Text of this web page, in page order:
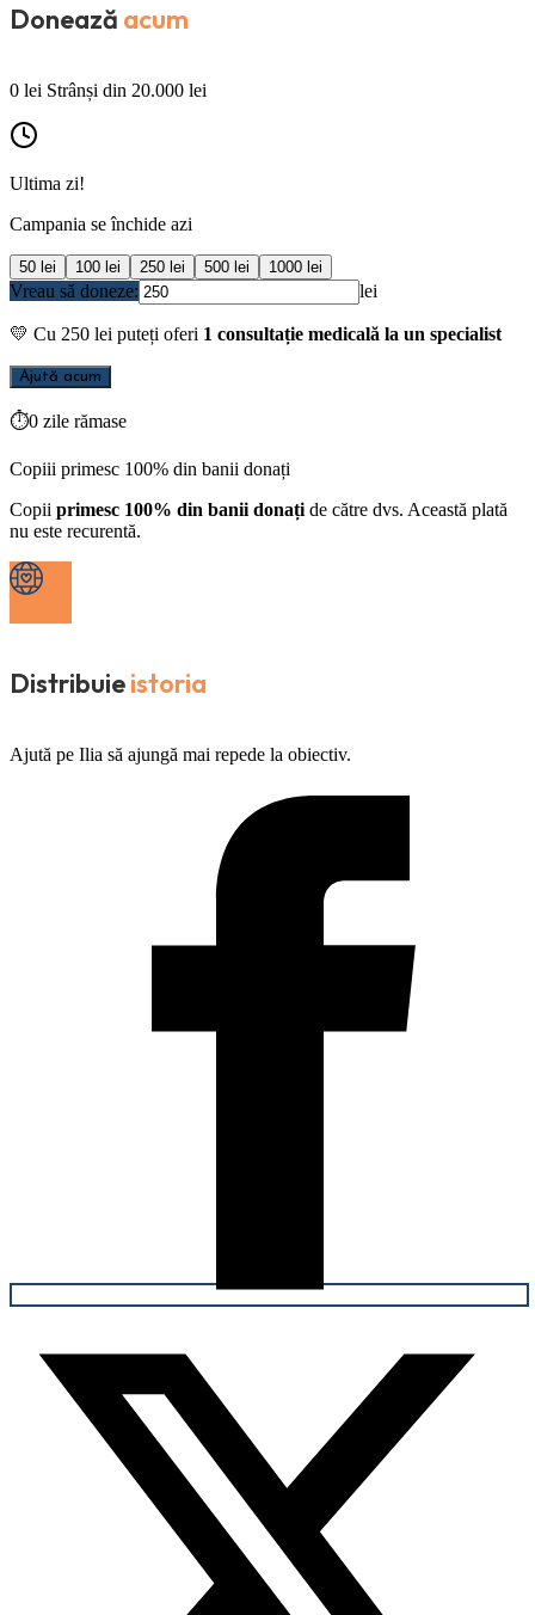
Donează acum
0 lei Strânși din 20.000 lei
Ultima zi!
Campania se închide azi
50 lei 100 lei 250 lei 500 lei 1000 lei
Vreau să doneze: lei
💛 Cu 250 lei puteți oferi 1 consultație medicală la un specialist
Ajută acum
⏱0 zile rămase
Copiii primesc 100% din banii donați
Copii primesc 100% din banii donați de către dvs. Această plată
nu este recurentă.
Distribuieistoria
Ajută pe Ilia să ajungă mai repede la obiectiv.